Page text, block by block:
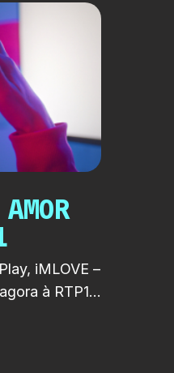
iMLOVE –
à RTP1.